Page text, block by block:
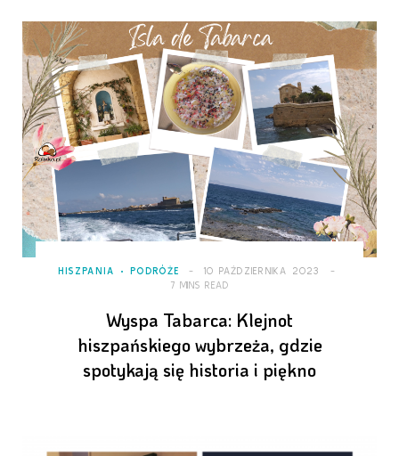
HISZPANIA PODRÓŻE
10 PAŹDZIERNIKA 2023
7 MINS READ
Wyspa Tabarca: Klejnot
hiszpańskiego wybrzeża, gdzie
spotykają się historia i piękno